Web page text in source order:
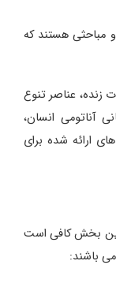
مباحثی هستند که
عناصر تنوع
آناتومی انسان،
ارائه شده برای
این بخش کافی است
باشند: